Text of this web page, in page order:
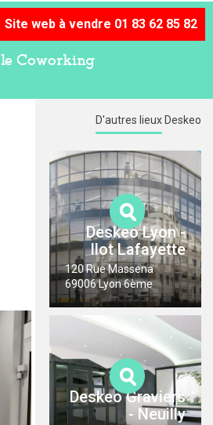
Site web à vendre 01 83 62 85 82
le Coworking
D'autres lieux Deskeo
Deskeo Lyon -
Ilot Lafayette
120 Rue Massena
69006 Lyon 6ème
Deskeo Graviers
- Neuilly